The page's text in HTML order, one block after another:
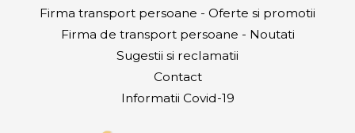
Firma transport persoane - Oferte si promotii
Firma de transport persoane - Noutati
Sugestii si reclamatii
Contact
Informatii Covid-19